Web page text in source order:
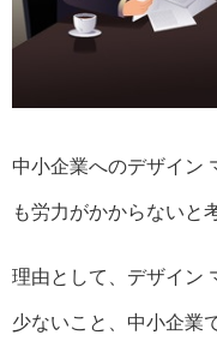
中小企業へのデザイン
も労力がかからないと
理由として、デザイン
少ないこと、中小企業